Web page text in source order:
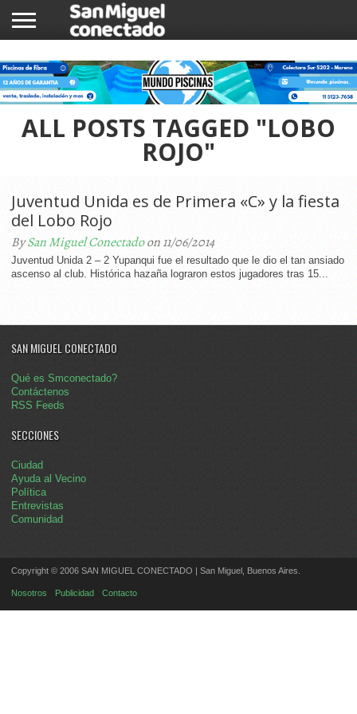
NOTICIAS
COMUNIDAD
COMERCIOS
ALL POSTS TAGGED "LOBO
ROJO"
Juventud Unida es de Primera «C» y la fiesta
del Lobo Rojo
BySan Miguel Conectadoon 11/06/2014
Juventud Unida 2 – 2 Yupanqui fue el resultado que le dio el tan ansiado
ascenso al club. Histórica hazaña lograron estos jugadores tras 15...
SAN MIGUEL CONECTADO
Qué es Smconectado?
Contáctenos
RSS Feeds
SECCIONES
Ciudad
Ayuda al Vecino
Política
Entrevistas
Comunidad
Copyright © 2006 SAN MIGUEL CONECTADO | San Miguel, Buenos Aires.
Nosotros Publicidad Contacto